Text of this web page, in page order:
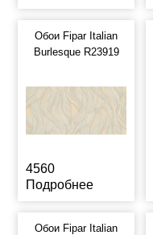
Обои Fipar Italian
Burlesque R23919
4560
Подробнее
Обои Fipar Italian